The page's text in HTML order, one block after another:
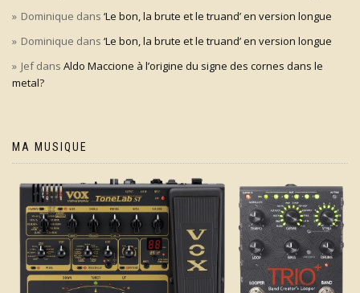
Dominique dans ‘Le bon, la brute et le truand’ en version longue
Dominique dans ‘Le bon, la brute et le truand’ en version longue
Jefdans Aldo Maccione à l’origine du signe des cornes dans le
metal?
MA MUSIQUE